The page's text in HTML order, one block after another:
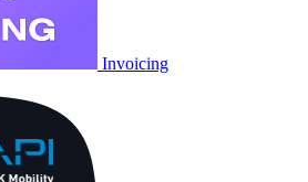
Invoicing